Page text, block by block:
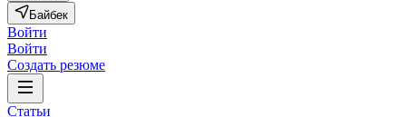
Байбек
Войти
Войти
Создать резюме
Статьи